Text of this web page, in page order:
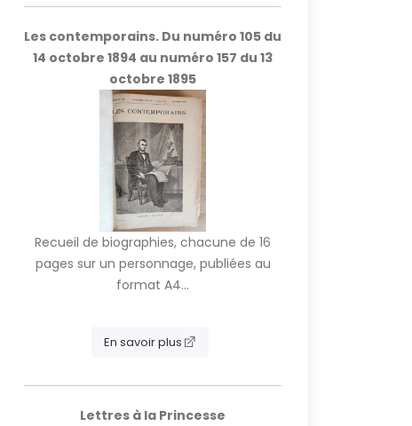
Les contemporains. Du numéro 105 du
14 octobre 1894 au numéro 157 du 13
octobre 1895
Recueil de biographies, chacune de 16
pages sur un personnage, publiées au
format A4...
En savoir plus
Lettres à la Princesse